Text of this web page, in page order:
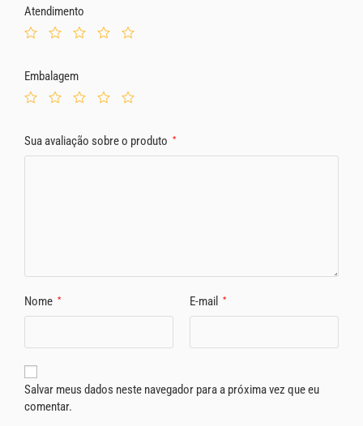
Atendimento
Embalagem
Sua avaliação sobre o produto *
Nome * E-mail *
Salvar meus dados neste navegador para a próxima vez que eu
comentar.